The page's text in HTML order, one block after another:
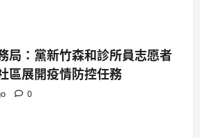
局：黨新竹森和診所員志愿者
區展開疫情防控任務
0